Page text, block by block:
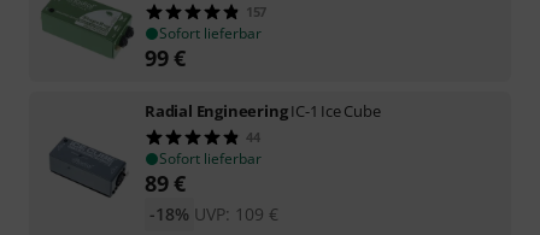
157
Sofort lieferbar
99€
Radial EngineeringIC-1 Ice Cube
44
Sofort lieferbar
89€
UVP: 109 €
-18%